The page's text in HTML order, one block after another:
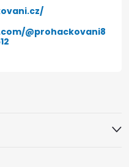
@prohackovani8